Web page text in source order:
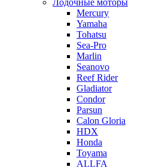
Лодочные моторы
Mercury
Yamaha
Tohatsu
Sea-Pro
Marlin
Seanovo
Reef Rider
Gladiator
Condor
Parsun
Calon Gloria
HDX
Honda
Toyama
ALLFA